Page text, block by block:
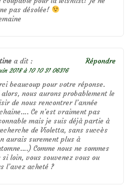
pas désolée!
a dit :
2018 à 10 10 31 06316
beaucoup pour votre réponse.
alors, nous aurons probablement le
de nous rencontrer l’année
Ce n’est vraiment pas
mais je suis déjà partie à
de Violetta, sans succès
aurais surement plus à
Comme nous ne sommes
si loin, vous souvenez vous ou
l’avez acheté ?
Répondre